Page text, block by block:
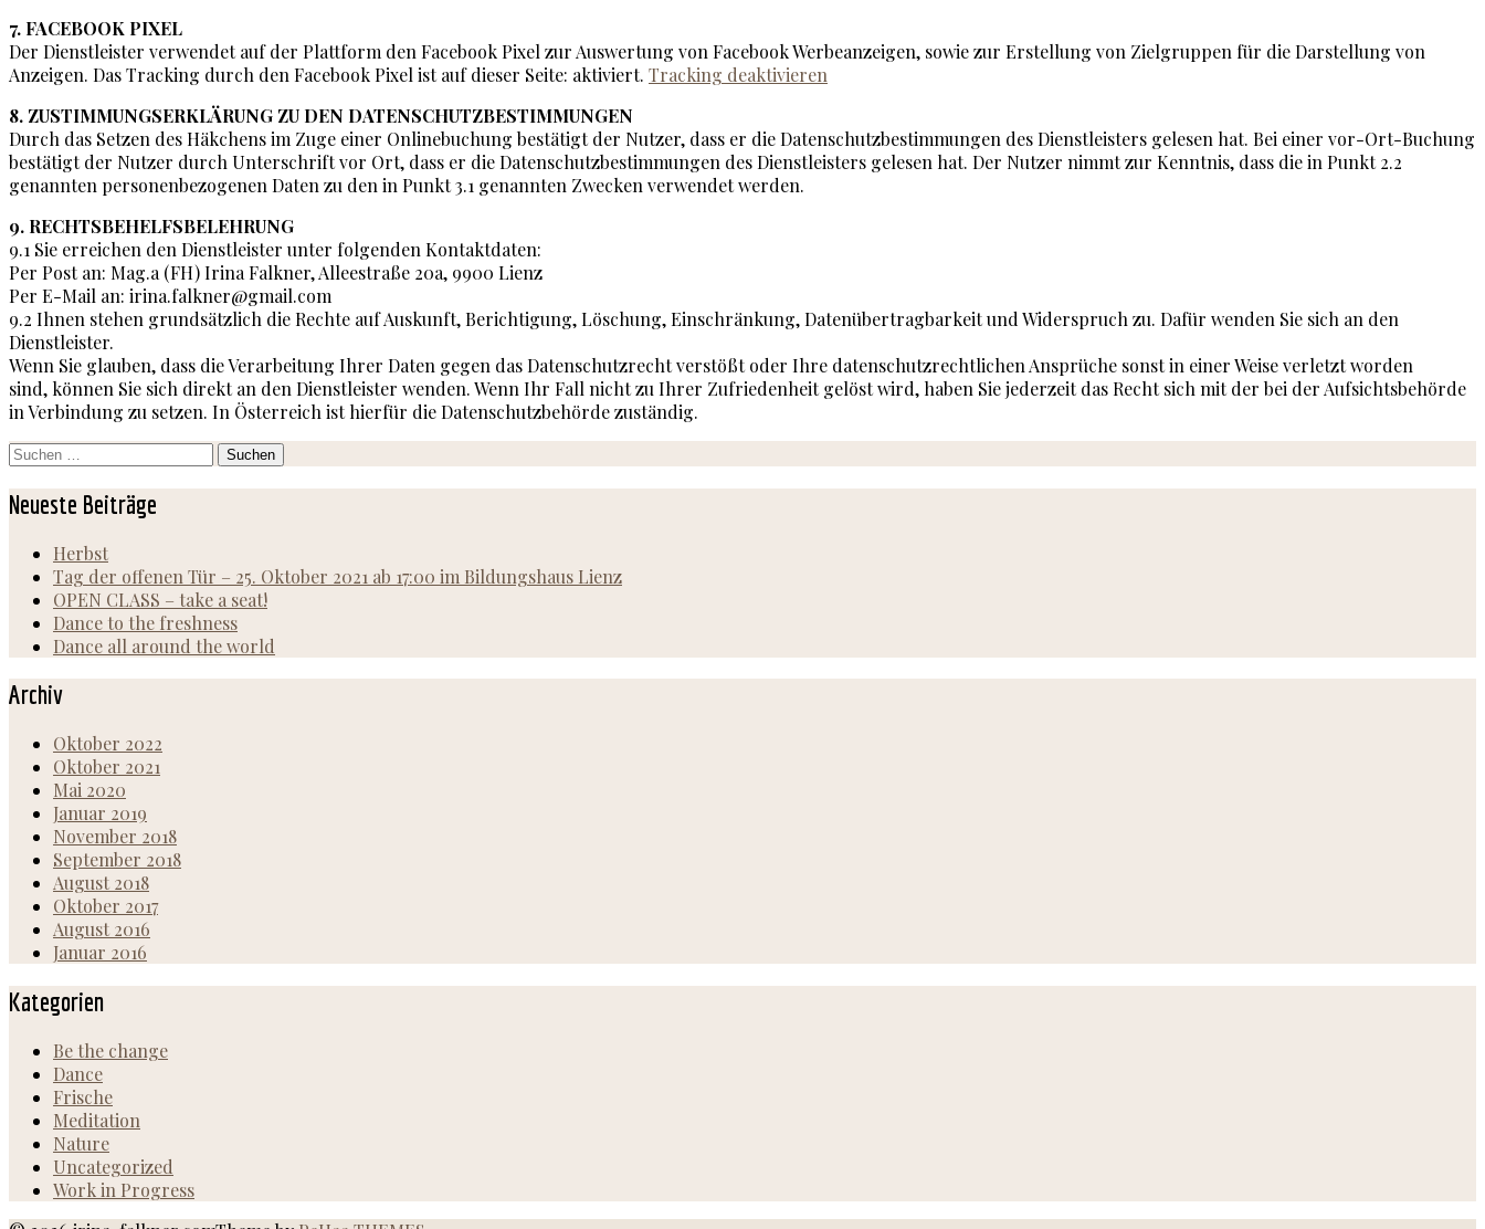
7. FACEBOOK PIXEL
Der Dienstleister verwendet auf der Plattform den Facebook Pixel zur Auswertung von Facebook Werbeanzeigen, sowie zur Erstellung von Zielgruppen für die Darstellung von
Anzeigen. Das Tracking durch den Facebook Pixel ist auf dieser Seite: aktiviert. Tracking deaktivieren
8. ZUSTIMMUNGSERKLÄRUNG ZU DEN DATENSCHUTZBESTIMMUNGEN
Durch das Setzen des Häkchens im Zuge einer Onlinebuchung bestätigt der Nutzer, dass er die Datenschutzbestimmungen des Dienstleisters gelesen hat. Bei einer vor-Ort-Buchung
bestätigt der Nutzer durch Unterschrift vor Ort, dass er die Datenschutzbestimmungen des Dienstleisters gelesen hat. Der Nutzer nimmt zur Kenntnis, dass die in Punkt 2.2
genannten personenbezogenen Daten zu den in Punkt 3.1 genannten Zwecken verwendet werden.
9. RECHTSBEHELFSBELEHRUNG
9.1 Sie erreichen den Dienstleister unter folgenden Kontaktdaten:
Per Post an: Mag.a (FH) Irina Falkner, Alleestraße 20a, 9900 Lienz
Per E-Mail an: irina.falkner@gmail.com
9.2 Ihnen stehen grundsätzlich die Rechte auf Auskunft, Berichtigung, Löschung, Einschränkung, Datenübertragbarkeit und Widerspruch zu. Dafür wenden Sie sich an den
Dienstleister.
Wenn Sie glauben, dass die Verarbeitung Ihrer Daten gegen das Datenschutzrecht verstößt oder Ihre datenschutzrechtlichen Ansprüche sonst in einer Weise verletzt worden
sind, können Sie sich direkt an den Dienstleister wenden. Wenn Ihr Fall nicht zu Ihrer Zufriedenheit gelöst wird, haben Sie jederzeit das Recht sich mit der bei der Aufsichtsbehörde
in Verbindung zu setzen. In Österreich ist hierfür die Datenschutzbehörde zuständig.
Suchen
nach:
Neueste Beiträge
Herbst
Tag der offenen Tür – 25. Oktober 2021 ab 17:00 im Bildungshaus Lienz
OPEN CLASS – take a seat!
Dance to the freshness
Dance all around the world
Archiv
Oktober 2022
Oktober 2021
Mai 2020
Januar 2019
November 2018
September 2018
August 2018
Oktober 2017
August 2016
Januar 2016
Kategorien
Be the change
Dance
Frische
Meditation
Nature
Uncategorized
Work in Progress